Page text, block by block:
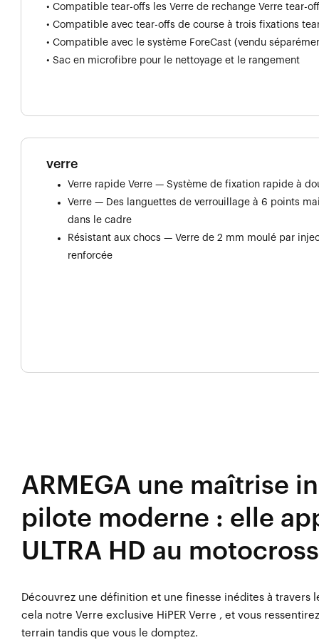
• Compatible tear-offs les Verre de rechange Verre tear-
• Compatible avec tear-offs de course à trois fixations
• Compatible avec le système ForeCast (vendu
• Sac en microfibre pour le nettoyage et le rangement
verre
Verre rapide Verre — Système de fixation rapide à
Verre — Des languettes de verrouillage à 6 points
dans le cadre
Résistant aux chocs — Verre de 2 mm moulé par
renforcée
ARMEGA une maîtrise
pilote moderne : elle
ULTRA HD au
Découvrez une définition et une finesse inédites à travers
cela notre Verre exclusive HiPER Verre , et vous
terrain tandis que vous le domptez.